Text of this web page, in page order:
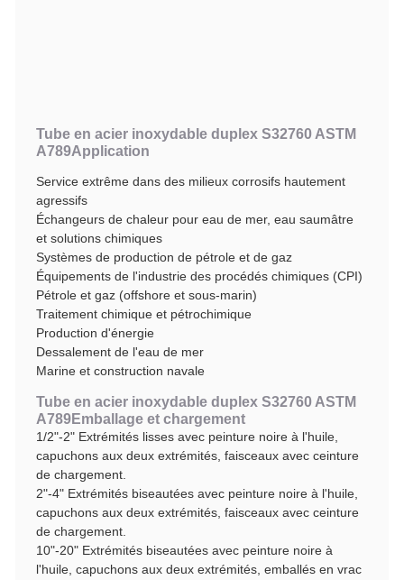
Tube en acier inoxydable duplex S32760 ASTM
A789Application
Service extrême dans des milieux corrosifs hautement
agressifs
Échangeurs de chaleur pour eau de mer, eau saumâtre
et solutions chimiques
Systèmes de production de pétrole et de gaz
Équipements de l'industrie des procédés chimiques (CPI)
Pétrole et gaz (offshore et sous-marin)
Traitement chimique et pétrochimique
Production d'énergie
Dessalement de l'eau de mer
Marine et construction navale
Tube en acier inoxydable duplex S32760 ASTM
A789Emballage et chargement
1/2"-2" Extrémités lisses avec peinture noire à l'huile,
capuchons aux deux extrémités, faisceaux avec ceinture
de chargement.
2"-4" Extrémités biseautées avec peinture noire à l'huile,
capuchons aux deux extrémités, faisceaux avec ceinture
de chargement.
10"-20" Extrémités biseautées avec peinture noire à
l'huile, capuchons aux deux extrémités, emballés en vrac